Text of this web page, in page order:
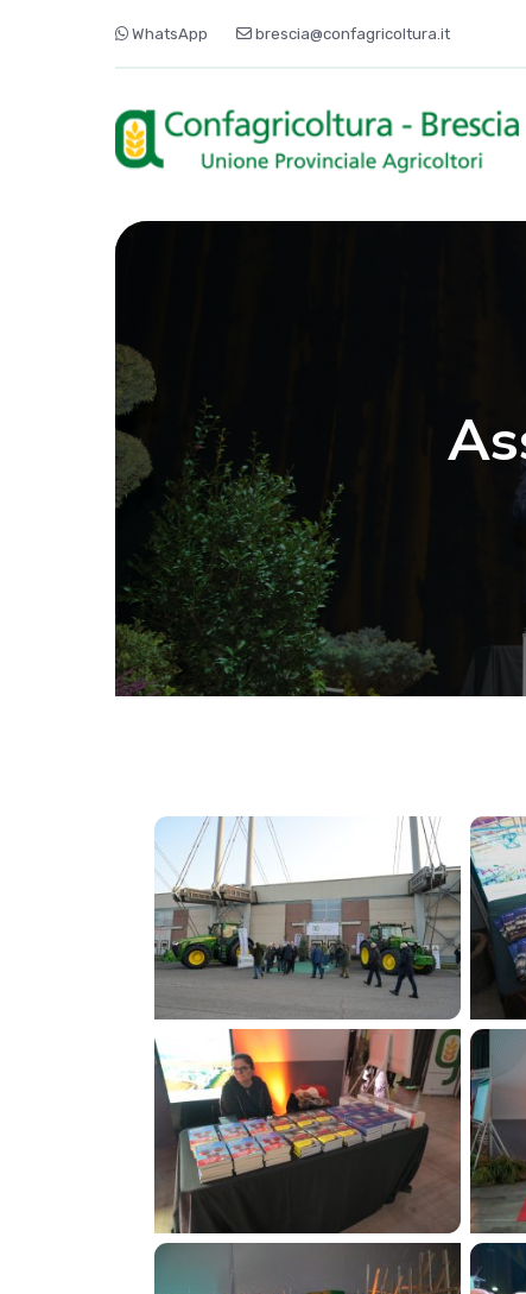
WhatsApp brescia@confagricoltura.it